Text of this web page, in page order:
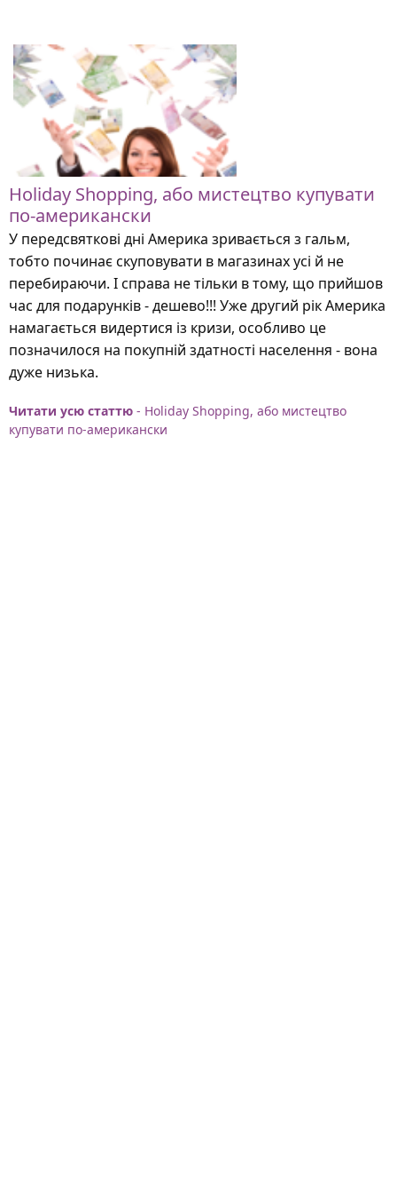
Holiday Shopping, або мистецтво купувати
по-американски
У передсвяткові дні Америка зривається з гальм,
тобто починає скуповувати в магазинах усі й не
перебираючи. І справа не тільки в тому, що прийшов
час для подарунків - дешево!!! Уже другий рік Америка
намагається видертися із кризи, особливо це
позначилося на покупній здатності населення - вона
дуже низька.
Читати усю статтю - Holiday Shopping, або мистецтво
купувати по-американски